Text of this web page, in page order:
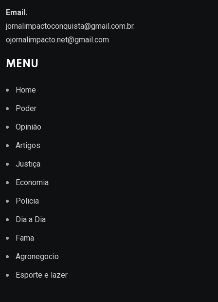
Email.
jornalimpactoconquista@gmail.com.br.
ojornalimpacto.net@gmail.com
MENU
Home
Poder
Opinião
Artigos
Justiça
Economia
Policia
Dia a Dia
Fama
Agronegocio
Esporte e lazer